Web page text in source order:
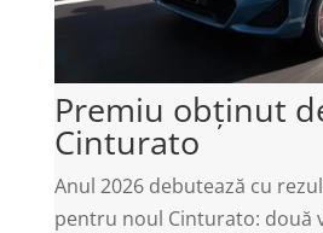
Premiu obținut
Cinturato
Anul 2026 debutează cu
pentru noul Cinturato: două